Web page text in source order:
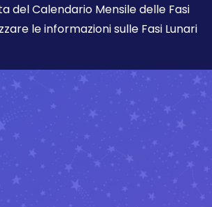
del Calendario Mensile delle Fasi
le informazioni sulle Fasi Lunari